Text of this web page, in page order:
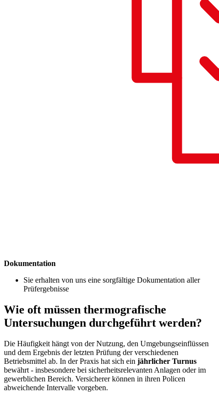
Dokumentation
Sie erhalten von uns eine sorgfältige Dokumentation aller
Prüfergebnisse
Wie oft müssen thermografische
Untersuchungen durchgeführt werden?
Die Häufigkeit hängt von der Nutzung, den Umgebungseinflüssen
und dem Ergebnis der letzten Prüfung der verschiedenen
Betriebsmittel ab. In der Praxis hat sich ein jährlicher Turnus
bewährt - insbesondere bei sicherheitsrelevanten Anlagen oder im
gewerblichen Bereich. Versicherer können in ihren Policen
abweichende Intervalle vorgeben.